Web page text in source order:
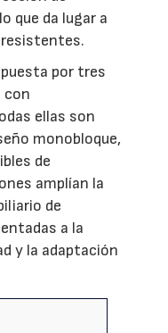
que da lugar a
por tres
con
ellas son
monobloque,
de
amplían la
de
a la
y la adaptación